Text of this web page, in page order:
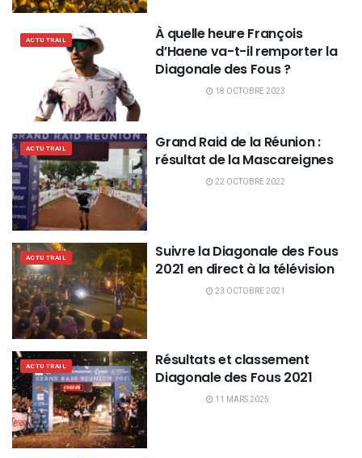
ACTU TRAIL
À quelle heure François
d’Haene va-t-il remporter la
Diagonale des Fous ?
18 OCTOBRE 2023
ACTU TRAIL
Grand Raid de la Réunion :
résultat de la Mascareignes
22 OCTOBRE 2022
ACTU TRAIL
Suivre la Diagonale des Fous
2021 en direct à la télévision
23 OCTOBRE 2021
ACTU TRAIL
Résultats et classement
Diagonale des Fous 2021
11 MARS 2025